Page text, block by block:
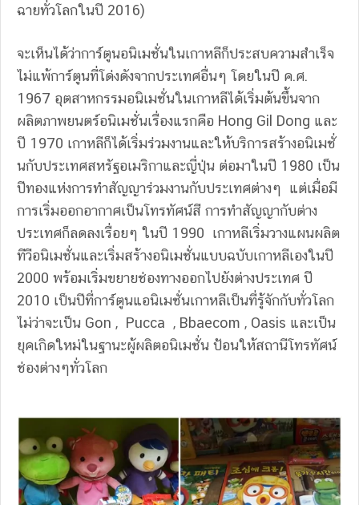
ฉายทั่วโลกในปี 2016)
จะเห็นได้ว่าการ์ตูนอนิเมชั่นในเกาหลีก็ประสบความสำเร็จ
ไม่แพ้การ์ตูนที่โด่งดังจากประเทศอื่นๆ โดยในปี ค.ศ.
1967 อุตสาหกรรมอนิเมชั่นในเกาหลีได้เริ่มต้นขึ้นจาก
ผลิตภาพยนตร์อนิเมชั่นเรื่องแรกคือ Hong Gil Dong และ
ปี 1970 เกาหลีก็ได้เริ่มร่วมงานและให้บริการสร้างอนิเมชั่
นกับประเทศสหรัฐอเมริกาและญี่ปุ่น ต่อมาในปี 1980 เป็น
ปีทองแห่งการทำสัญญาร่วมงานกับประเทศต่างๆ แต่เมื่อมี
การเริ่มออกอากาศเป็นโทรทัศน์สี การทำสัญญากับต่าง
ประเทศก็ลดลงเรื่อยๆ ในปี 1990 เกาหลีเริ่มวางแผนผลิต
ทีวีอนิเมชั่นและเริ่มสร้างอนิเมชั่นแบบฉบับเกาหลีเองในปี
2000 พร้อมเริ่มขยายช่องทางออกไปยังต่างประเทศ ปี
2010 เป็นปีที่การ์ตูนแอนิเมชั่นเกาหลีเป็นที่รู้จักกับทั่วโลก
ไม่ว่าจะเป็น Gon , Pucca , Bbaecom , Oasis และเป็น
ยุคเกิดใหม่ในฐานะผู้ผลิตอนิเมชั่น ป้อนให้สถานีโทรทัศน์
ช่องต่างๆทั่วโลก